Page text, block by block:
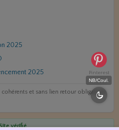
2025
2025
cohérents et sans lien retour obligatoire
vérifié
Pinterest
NB/Coul.